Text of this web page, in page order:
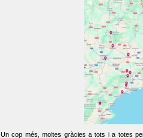
Un cop més, moltes gràcies a tots i a totes